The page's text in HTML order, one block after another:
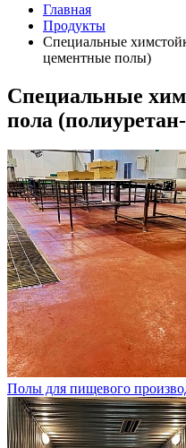
Главная
Продукты
Специальные
цементные полы)
Специальные
пола
Полы для пищевого